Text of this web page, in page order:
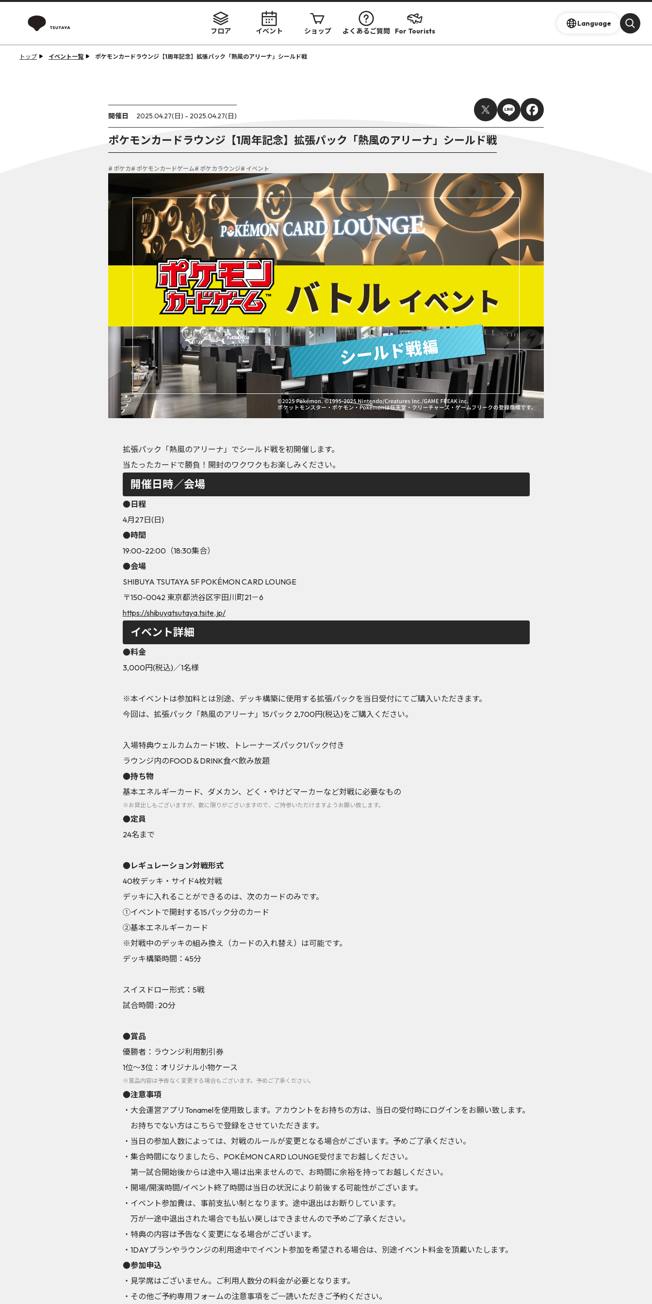
フロア イベント ショップ よくあるご質問 For Tourists
Language
トップ イベント一覧 ポケモンカードラウンジ【1周年記念】拡張パック「熱風のアリーナ」シールド戦
開催日 2025.04.27(日) - 2025.04.27(日)
ポケモンカードラウンジ【1周年記念】拡張パック「熱風のアリーナ」シールド戦
# ポケカ# ポケモンカードゲーム# ポケカラウンジ# イベント
拡張パック「熱風のアリーナ」でシールド戦を初開催します。
当たったカードで勝負！開封のワクワクもお楽しみください。
開催日時／会場
●日程
4月27日(日)
●時間
19:00-22:00（18:30集合）
●会場
SHIBUYA TSUTAYA 5F POKÉMON CARD LOUNGE
〒150-0042 東京都渋谷区宇田川町21－6
https://shibuyatsutaya.tsite.jp/
イベント詳細
●料金
3,000円(税込)／1名様
※本イベントは参加料とは別途、デッキ構築に使用する拡張パックを当日受付にてご購入いただきます。
今回は、拡張パック「熱風のアリーナ」15パック 2,700円(税込)をご購入ください。
入場特典ウェルカムカード1枚、トレーナーズパック1パック付き
ラウンジ内のFOOD＆DRINK食べ飲み放題
●持ち物
基本エネルギーカード、ダメカン、どく・やけどマーカーなど対戦に必要なもの
※お貸出しもございますが、数に限りがございますので、ご持参いただけますようお願い致します。
●定員
24名まで
●レギュレーション対戦形式
40枚デッキ・サイド4枚対戦
デッキに入れることができるのは、次のカードのみです。
①イベントで開封する15パック分のカード
②基本エネルギーカード
※対戦中のデッキの組み換え（カードの入れ替え）は可能です。
デッキ構築時間：45分
スイスドロー形式：5戦
試合時間 : 20分
●賞品
優勝者：ラウンジ利用割引券
1位～3位：オリジナル小物ケース
※賞品内容は予告なく変更する場合もございます。予めご了承ください。
●注意事項
・大会運営アプリTonamelを使用致します。アカウントをお持ちの方は、当日の受付時にログインをお願い致します。
お持ちでない方はこちらで登録をさせていただきます。
・当日の参加人数によっては、対戦のルールが変更となる場合がございます。予めご了承ください。
・集合時間になりましたら、POKÉMON CARD LOUNGE受付までお越しください。
第一試合開始後からは途中入場は出来ませんので、お時間に余裕を持ってお越しください。
・開場/開演時間/イベント終了時間は当日の状況により前後する可能性がございます。
・イベント参加費は、事前支払い制となります。途中退出はお断りしています。
万が一途中退出された場合でも払い戻しはできませんので予めご了承ください。
・特典の内容は予告なく変更になる場合がございます。
・1DAYプランやラウンジの利用途中でイベント参加を希望される場合は、別途イベント料金を頂戴いたします。
●参加申込
・見学席はございません。ご利用人数分の料金が必要となります。
・その他ご予約専用フォームの注意事項をご一読いただきご予約ください。